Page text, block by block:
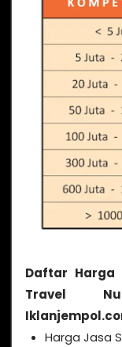
Daftar Harga
Travel
Harga Jasa